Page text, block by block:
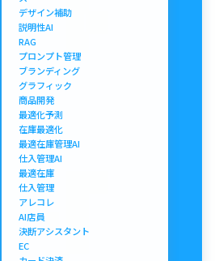
デザイン補助
説明性AI
RAG
プロンプト管理
ブランディング
グラフィック
商品開発
最適化予測
在庫最適化
最適在庫管理AI
仕入管理AI
最適在庫
仕入管理
アレコレ
AI店員
決断アシスタント
EC